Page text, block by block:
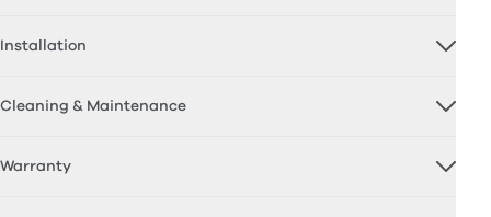
Installation
Cleaning & Maintenance
Warranty